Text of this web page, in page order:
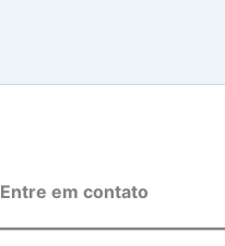
Entre em contato